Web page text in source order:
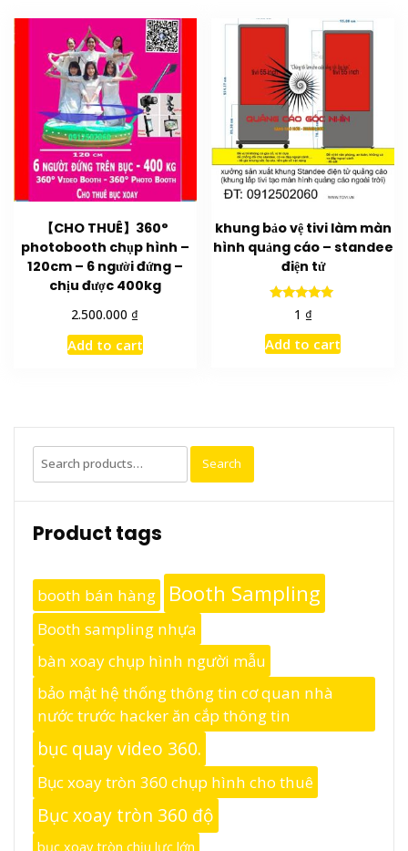
【CHO THUÊ】360°
photobooth chụp hình –
120cm – 6 người đứng –
chịu được 400kg
2.500.000 ₫
Add to cart
khung bảo vệ tivi làm màn
hình quảng cáo – standee
điện tử
Rated
5.00
out of 5
1 ₫
Add to cart
Search
for:
Search
Product tags
booth bán hàng Booth Sampling
Booth sampling nhựa
bàn xoay chụp hình người mẫu
bảo mật hệ thống thông tin cơ quan nhà
nước trước hacker ăn cắp thông tin
bục quay video 360.
Bục xoay tròn 360 chụp hình cho thuê
Bục xoay tròn 360 độ
bục xoay tròn chịu lực lớn